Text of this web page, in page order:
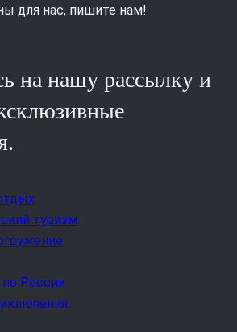
для нас, пишите нам!
на нашу рассылку и
туризм
России